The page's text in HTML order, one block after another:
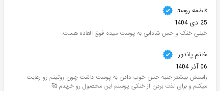
فاطمه روستا
25 دی 1404
خیلی خنک و حس شادابی به پوست میده فوق العاده هست.
خانم پاندورا
06 آذر 1404
راستش بیشتر جنبه حس خوب دادن به پوست داشت چون روتینم رو رعایت
میکنم و برای لذت بردن از خنکی پوستم این محصول رو خریدم 🥰